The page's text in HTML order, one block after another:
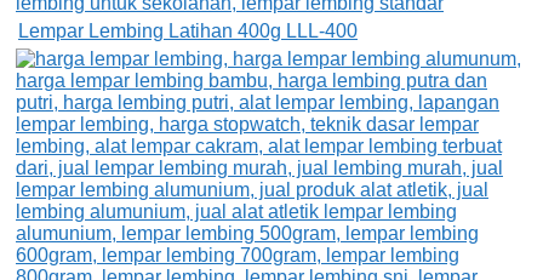
Lempar Lembing Latihan 400g LLL-400